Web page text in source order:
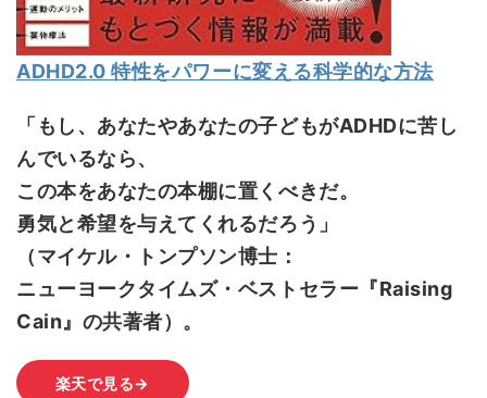
ADHD2.0 特性をパワーに変える科学的な方法
「もし、あなたやあなたの子どもがADHDに苦し
んでいるなら、
この本をあなたの本棚に置くべきだ。
勇気と希望を与えてくれるだろう」
（マイケル・トンプソン博士：
ニューヨークタイムズ・ベストセラー『Raising
Cain』の共著者）。
楽天で見る→